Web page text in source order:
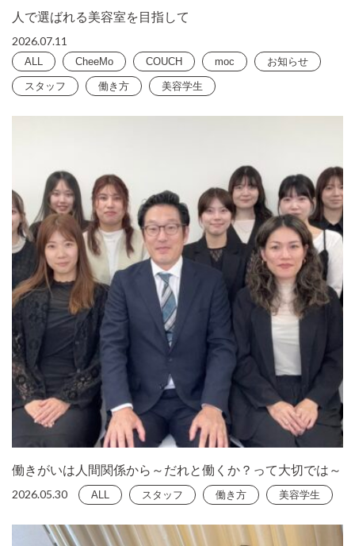
人で選ばれる美容室を目指して
2026.07.11
ALL CheeMo COUCH moc お知らせ
スタッフ 働き方 美容学生
働きがいは人間関係から～だれと働くか？って大切では～
2026.05.30
ALL スタッフ 働き方 美容学生